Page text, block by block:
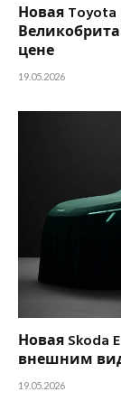
Новая
цене
19.05.2026
Новая Skoda
внешним
19.05.2026